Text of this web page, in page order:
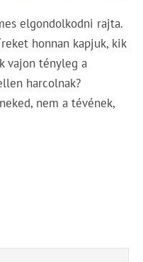
elgondolkodni rajta.
honnan kapjuk, kik
vajon tényleg a
harcolnak?
nem a tévének,